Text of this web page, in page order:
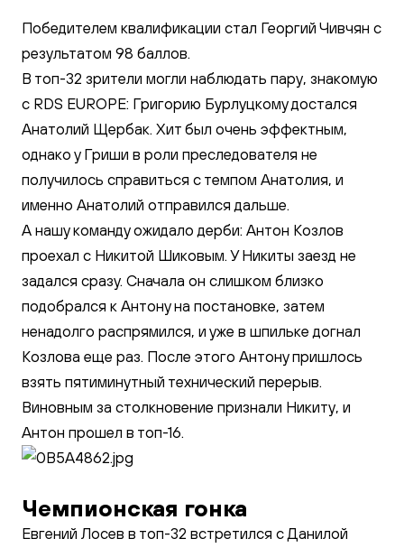
Победителем квалификации стал Георгий Чивчян с
результатом 98 баллов.
В топ-32 зрители могли наблюдать пару, знакомую
с RDS EUROPE: Григорию Бурлуцкому достался
Анатолий Щербак. Хит был очень эффектным,
однако у Гриши в роли преследователя не
получилось справиться с темпом Анатолия, и
именно Анатолий отправился дальше.
А нашу команду ожидало дерби: Антон Козлов
проехал с Никитой Шиковым. У Никиты заезд не
задался сразу. Сначала он слишком близко
подобрался к Антону на постановке, затем
ненадолго распрямился, и уже в шпильке догнал
Козлова еще раз. После этого Антону пришлось
взять пятиминутный технический перерыв.
Виновным за столкновение признали Никиту, и
Антон прошел в топ-16.
Чемпионская гонка
Евгений Лосев в топ-32 встретился с Данилой